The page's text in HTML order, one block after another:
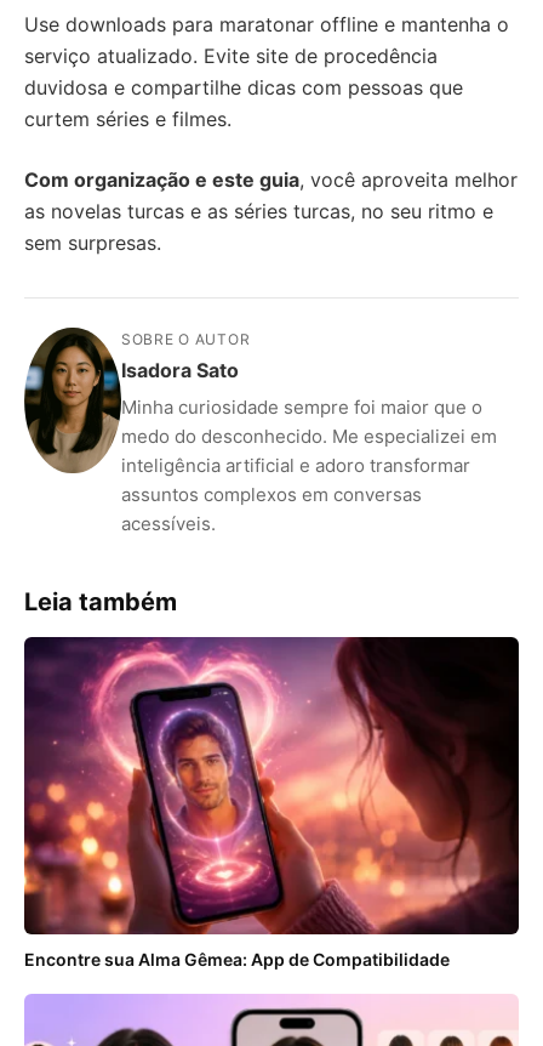
Use downloads para maratonar offline e mantenha o
serviço atualizado. Evite site de procedência
duvidosa e compartilhe dicas com pessoas que
curtem séries e filmes.
Com organização e este guia, você aproveita melhor
as novelas turcas e as séries turcas, no seu ritmo e
sem surpresas.
SOBRE O AUTOR
Isadora Sato
Minha curiosidade sempre foi maior que o
medo do desconhecido. Me especializei em
inteligência artificial e adoro transformar
assuntos complexos em conversas
acessíveis.
Leia também
Encontre sua Alma Gêmea: App de Compatibilidade